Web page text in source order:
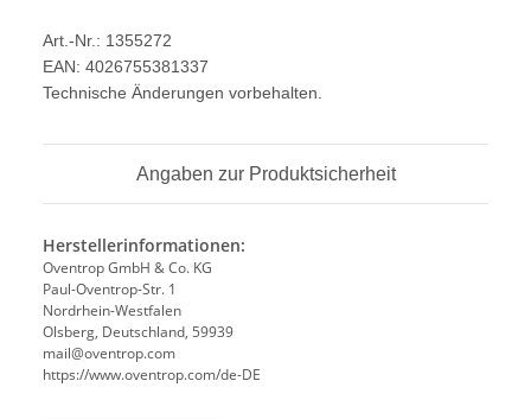
Art.-Nr.: 1355272
EAN: 4026755381337
Technische Änderungen vorbehalten.
Angaben zur Produktsicherheit
Herstellerinformationen:
Oventrop GmbH & Co. KG
Paul-Oventrop-Str. 1
Nordrhein-Westfalen
Olsberg, Deutschland, 59939
mail@oventrop.com
https://www.oventrop.com/de-DE